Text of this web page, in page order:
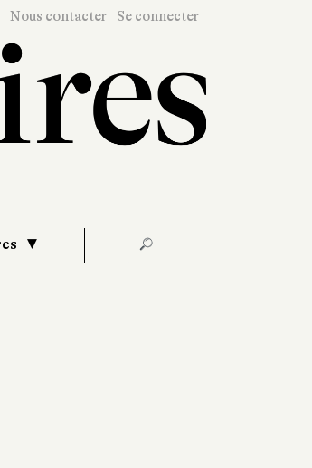
Nous contacter Se connecter
🔎